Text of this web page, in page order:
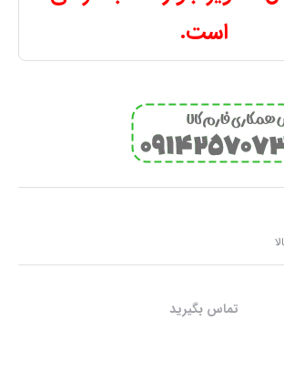
است.
تماس بگیرید